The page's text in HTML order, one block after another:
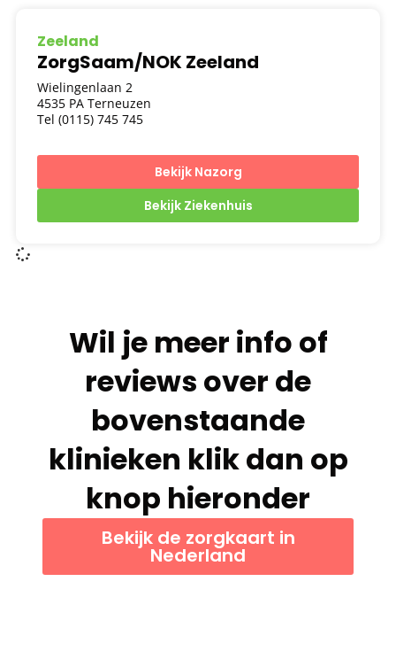
Zeeland
ZorgSaam/NOK Zeeland
Wielingenlaan 2
4535 PA Terneuzen
Tel (0115) 745 745
Bekijk Nazorg
Bekijk Ziekenhuis
Wil je meer info of
reviews over de
bovenstaande
klinieken klik dan op
knop hieronder
Bekijk de zorgkaart in
Nederland